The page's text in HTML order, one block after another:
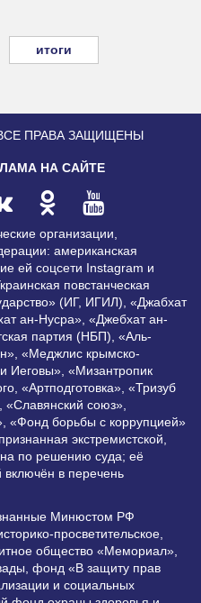
итоги
ПРАВА ЗАЩИЩЕНЫ
НА САЙТЕ
организации,
американская
ей соцсети Instagram и
повстанческая
(ИГ, ИГИЛ), «Джабхат
ан-Нусра», «Джебхат ан-
партия (НБП), «Аль-
«Меджлис крымско-
Иеговы», «Мизантропик
«Артподготовка», «Тризуб
союз»,
«Фонд борьбы с коррупцией»
экстремистской,
по решению суда; её
в перечень
Минюстом РФ
просветительское,
общество «Мемориал»,
фонд «В защиту прав
и социальных